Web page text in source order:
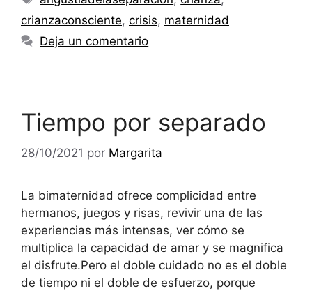
crianzaconsciente, crisis, maternidad
Deja un comentario
Tiempo por separado
28/10/2021 por Margarita
La bimaternidad ofrece complicidad entre
hermanos, juegos y risas, revivir una de las
experiencias más intensas, ver cómo se
multiplica la capacidad de amar y se magnifica
el disfrute.Pero el doble cuidado no es el doble
de tiempo ni el doble de esfuerzo, porque